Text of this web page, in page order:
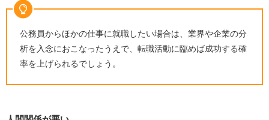
公務員からほかの仕事に就職したい場合は、業界や企業の分
析を入念におこなったうえで、転職活動に臨めば成功する確
率を上げられるでしょう。